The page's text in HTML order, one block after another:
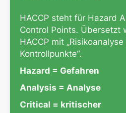
HACCP steht für Hazard
Control Points. Übersetzt
HACCP mit
Kontrollpunkte“.
Hazard = Gefahren
Analysis = Analyse
Critical = kritischer